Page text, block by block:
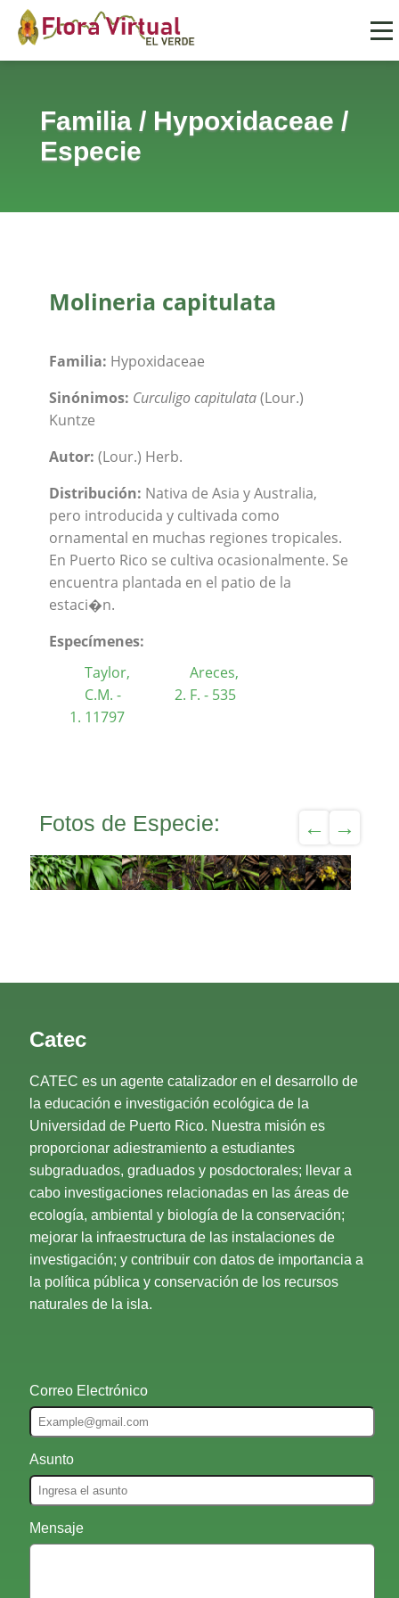
Familia/ Hypoxidaceae /
Especie
Molineria capitulata
Familia: Hypoxidaceae
Sinónimos: Curculigo capitulata(Lour.)
Kuntze
Autor: (Lour.) Herb.
Distribución: Nativa de Asia y Australia,
pero introducida y cultivada como
ornamental en muchas regiones tropicales.
En Puerto Rico se cultiva ocasionalmente. Se
encuentra plantada en el patio de la
estaci�n.
Especímenes:
Taylor,
C.M. -
11797
Areces,
F. - 535
Fotos de Especie:
Catec
CATEC es un agente catalizador en el desarrollo de
la educación e investigación ecológica de la
Universidad de Puerto Rico. Nuestra misión es
proporcionar adiestramiento a estudiantes
subgraduados, graduados y posdoctorales; llevar a
cabo investigaciones relacionadas en las áreas de
ecología, ambiental y biología de la conservación;
mejorar la infraestructura de las instalaciones de
investigación; y contribuir con datos de importancia a
la política pública y conservación de los recursos
naturales de la isla.
Correo Electrónico
Asunto
Mensaje